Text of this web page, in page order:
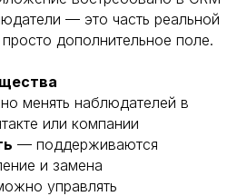
— это часть реальной
дополнительное поле.
менять наблюдателей в
или компании
— поддерживаются
и замена
управлять